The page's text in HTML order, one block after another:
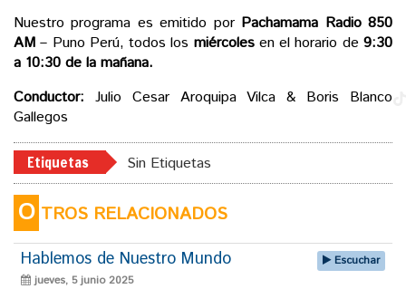
Nuestro programa es emitido por Pachamama Radio 850
AM – Puno Perú, todos los miércolesen el horario de9:30
a 10:30 de la mañana.
Conductor: Julio Cesar Aroquipa Vilca & Boris Blanco
Gallegos
Etiquetas Sin Etiquetas
O TROS RELACIONADOS
Hablemos de Nuestro Mundo
jueves, 5 junio 2025
Escuchar